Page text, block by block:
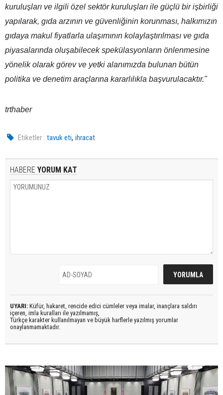
kuruluşları ve ilgili özel sektör kuruluşları ile güçlü bir işbirliği
yapılarak, gıda arzının ve güvenliğinin korunması, halkımızın
gıdaya makul fiyatlarla ulaşımının kolaylaştırılması ve gıda
piyasalarında oluşabilecek spekülasyonların önlenmesine
yönelik olarak görev ve yetki alanımızda bulunan bütün
politika ve denetim araçlarına kararlılıkla başvurulacaktır."
trthaber
Etiketler : tavuk eti,ihracat
HABERE YORUM KAT
UYARI: Küfür, hakaret, rencide edici cümleler veya imalar, inançlara saldırı
içeren, imla kuralları ile yazılmamış,
Türkçe karakter kullanılmayan ve büyük harflerle yazılmış yorumlar
onaylanmamaktadır.